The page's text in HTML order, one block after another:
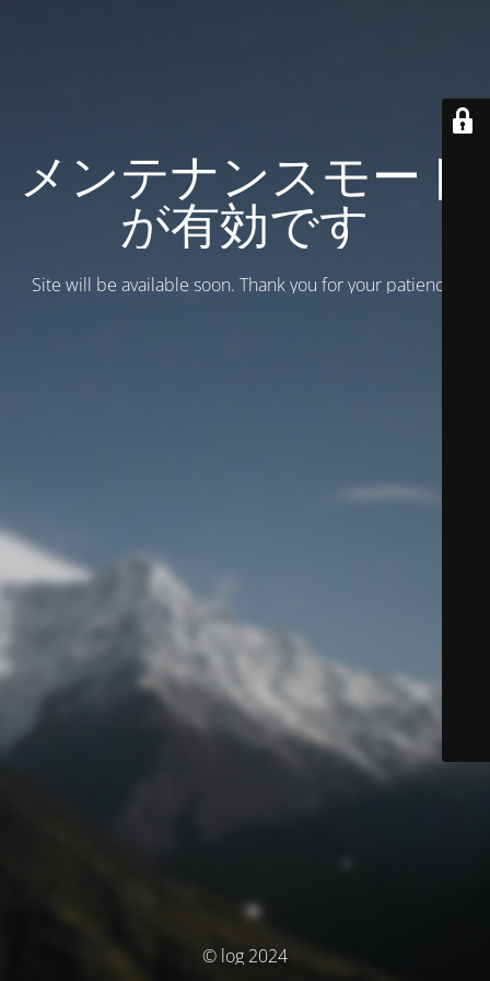
メンテナンスモード
が有効です
Site will be available soon. Thank you for your patience!
© log 2024